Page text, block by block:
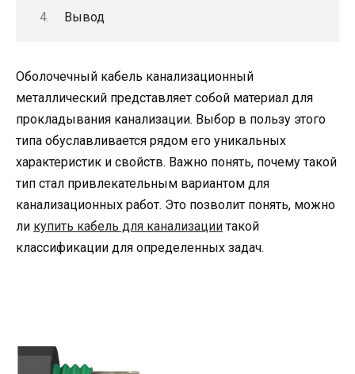
Вывод
Оболочечный кабель канализационный
металлический представляет собой материал для
прокладывания канализации. Выбор в пользу этого
типа обуславливается рядом его уникальных
характеристик и свойств. Важно понять, почему такой
тип стал привлекательным вариантом для
канализационных работ. Это позволит понять, можно
ли купить кабель для канализации такой
классификации для определенных задач.